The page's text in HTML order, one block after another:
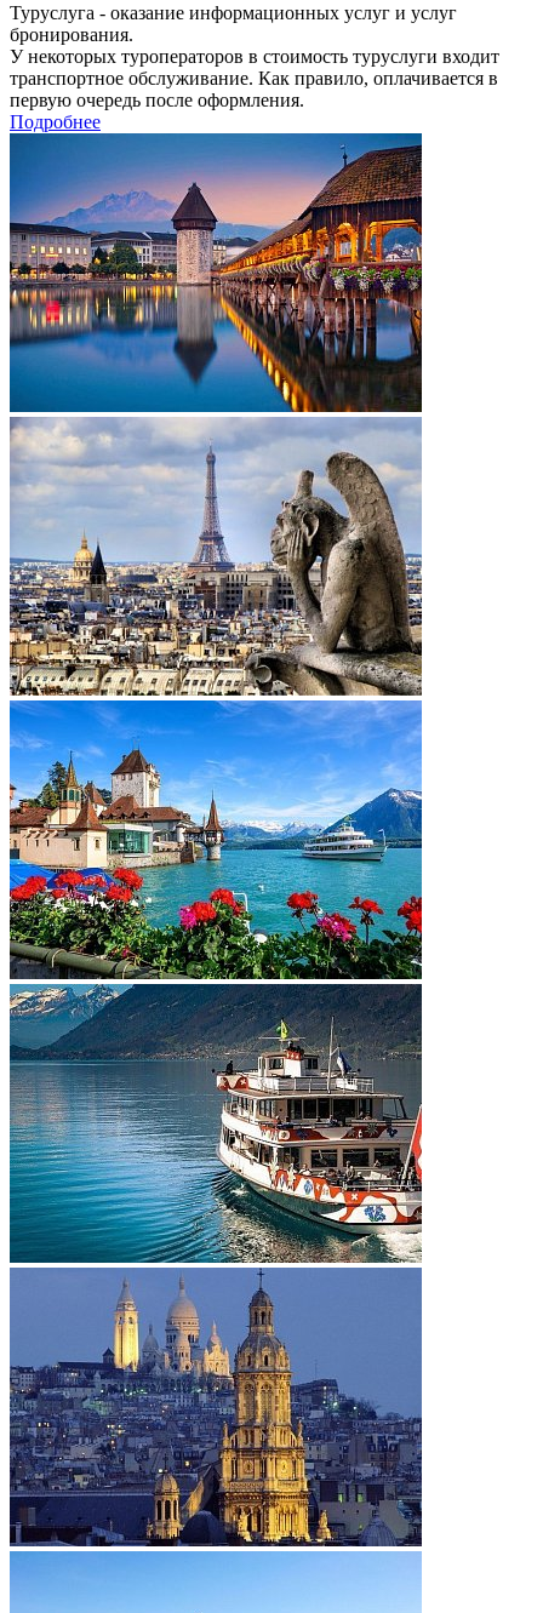
Туруслуга - оказание информационных услуг и услуг
бронирования.
У некоторых туроператоров в стоимость туруслуги входит
транспортное обслуживание. Как правило, оплачивается в
первую очередь после оформления.
Подробнее